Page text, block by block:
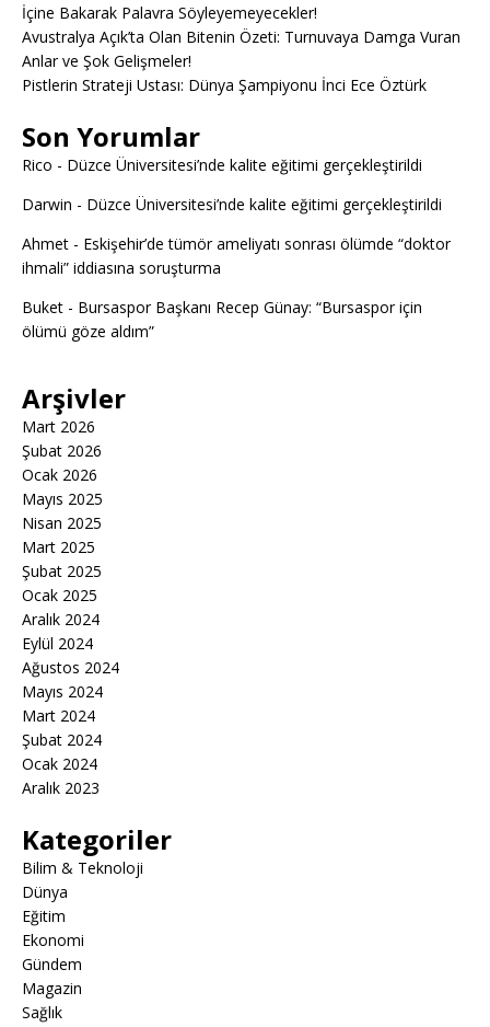
İçine Bakarak Palavra Söyleyemeyecekler!
Avustralya Açık’ta Olan Bitenin Özeti: Turnuvaya Damga Vuran
Anlar ve Şok Gelişmeler!
Pistlerin Strateji Ustası: Dünya Şampiyonu İnci Ece Öztürk
Son Yorumlar
Rico - Düzce Üniversitesi’nde kalite eğitimi gerçekleştirildi
Darwin - Düzce Üniversitesi’nde kalite eğitimi gerçekleştirildi
Ahmet - Eskişehir’de tümör ameliyatı sonrası ölümde “doktor
ihmali” iddiasına soruşturma
Buket - Bursaspor Başkanı Recep Günay: “Bursaspor için
ölümü göze aldım”
Arşivler
Mart 2026
Şubat 2026
Ocak 2026
Mayıs 2025
Nisan 2025
Mart 2025
Şubat 2025
Ocak 2025
Aralık 2024
Eylül 2024
Ağustos 2024
Mayıs 2024
Mart 2024
Şubat 2024
Ocak 2024
Aralık 2023
Kategoriler
Bilim & Teknoloji
Dünya
Eğitim
Ekonomi
Gündem
Magazin
Sağlık